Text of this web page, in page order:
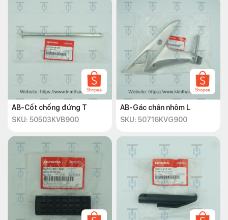
AB-Cốt chống đứng T
SKU: 50503KVB900
AB-Gác chân nhôm L
SKU: 50716KVG900